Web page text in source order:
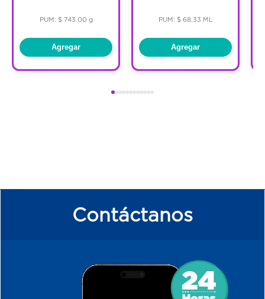
PUM: $ 743.00 g
Agregar
PUM: $ 68.33 ML
Agregar
Contáctanos